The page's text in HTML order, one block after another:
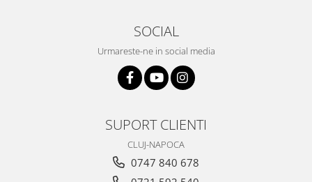
SOCIAL
Urmareste-ne in social media
SUPORT CLIENTI
CLUJ-NAPOCA
0747 840 678